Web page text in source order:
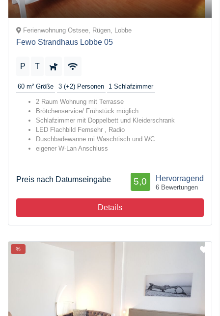
Ferienwohnung Ostsee, Rügen, Lobbe
Fewo Strandhaus Lobbe 05
P T
60 m² Größe 3 (+2) Personen 1 Schlafzimmer
2 Raum Wohnung mit Terrasse
Brötchenservice/ Frühstück möglich
Schlafzimmer mit Doppelbett und Kleiderschrank
LED Flachbild Fernsehr , Radio
Duschbadewanne mi Waschtisch und WC
eigener W-Lan Anschluss
Preis nach Datumseingabe Hervorragend
5,0
6 Bewertungen
Details
%